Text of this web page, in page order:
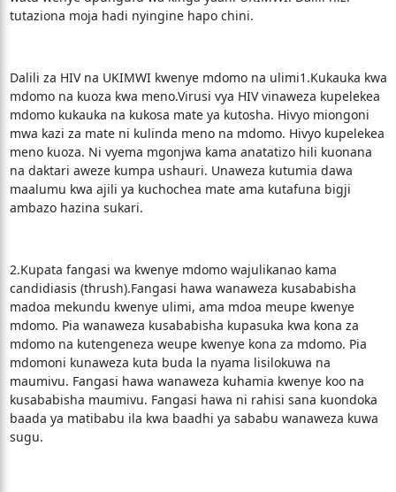
tutaziona moja hadi nyingine hapo chini.
Dalili za HIV na UKIMWI kwenye mdomo na ulimi1.Kukauka kwa
mdomo na kuoza kwa meno.Virusi vya HIV vinaweza kupelekea
mdomo kukauka na kukosa mate ya kutosha. Hivyo miongoni
mwa kazi za mate ni kulinda meno na mdomo. Hivyo kupelekea
meno kuoza. Ni vyema mgonjwa kama anatatizo hili kuonana
na daktari aweze kumpa ushauri. Unaweza kutumia dawa
maalumu kwa ajili ya kuchochea mate ama kutafuna bigji
ambazo hazina sukari.
2.Kupata fangasi wa kwenye mdomo wajulikanao kama
candidiasis (thrush).Fangasi hawa wanaweza kusababisha
madoa mekundu kwenye ulimi, ama mdoa meupe kwenye
mdomo. Pia wanaweza kusababisha kupasuka kwa kona za
mdomo na kutengeneza weupe kwenye kona za mdomo. Pia
mdomoni kunaweza kuta buda la nyama lisilokuwa na
maumivu. Fangasi hawa wanaweza kuhamia kwenye koo na
kusababisha maumivu. Fangasi hawa ni rahisi sana kuondoka
baada ya matibabu ila kwa baadhi ya sababu wanaweza kuwa
sugu.